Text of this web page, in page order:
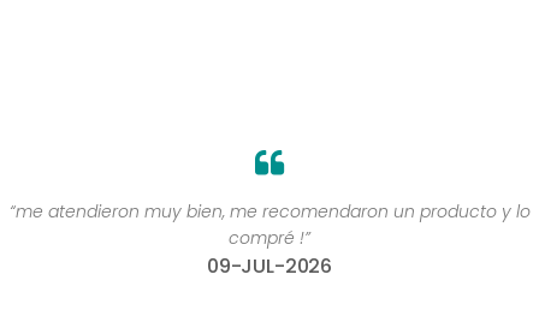
“me atendieron muy bien, me recomendaron un producto y lo
compré !”
09-JUL-2026